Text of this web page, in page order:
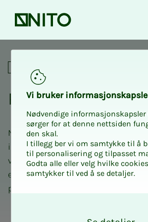
Forsiden
Dette er NITO
Når du er medlem i NITO, deltaker
ikke-medlem, besøker våre
våre digitale
eksempelvis Facebook, behandler
personopplysninger om deg.
Vi bru­­­ker
Nødvendige informasjonskapsler
sørger for at denne nettsiden
den skal.
I tillegg ber vi om samtykke til å
til personalisering og tilpasset
Godta alle eller velg hvilke
samtykker til ved å se detaljer.